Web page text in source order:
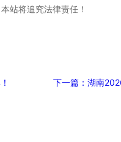
站将追究法律责任！
下一篇：湖南